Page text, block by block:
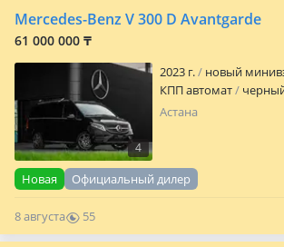
полный электропакет
круиз-контроль
Mercedes-Benz V 300 D Avantgarde
61 000 000 ₸
4
2023 г. новый
КПП автомат
Астана
Новая Официальный дилер
8 августа
55
0